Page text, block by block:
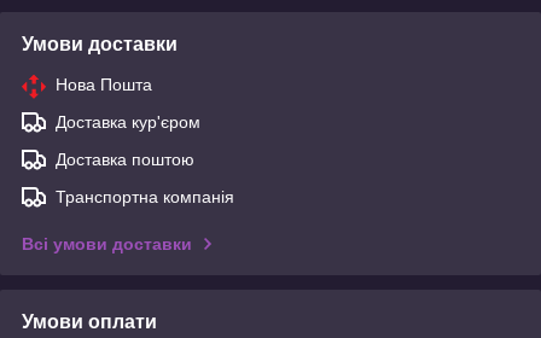
Умови доставки
Нова Пошта
Доставка кур'єром
Доставка поштою
Транспортна компанія
Всі умови доставки
Умови оплати